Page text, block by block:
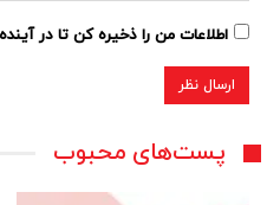
اطلاعات من را ذخیره کن تا در
پست‌های محبوب